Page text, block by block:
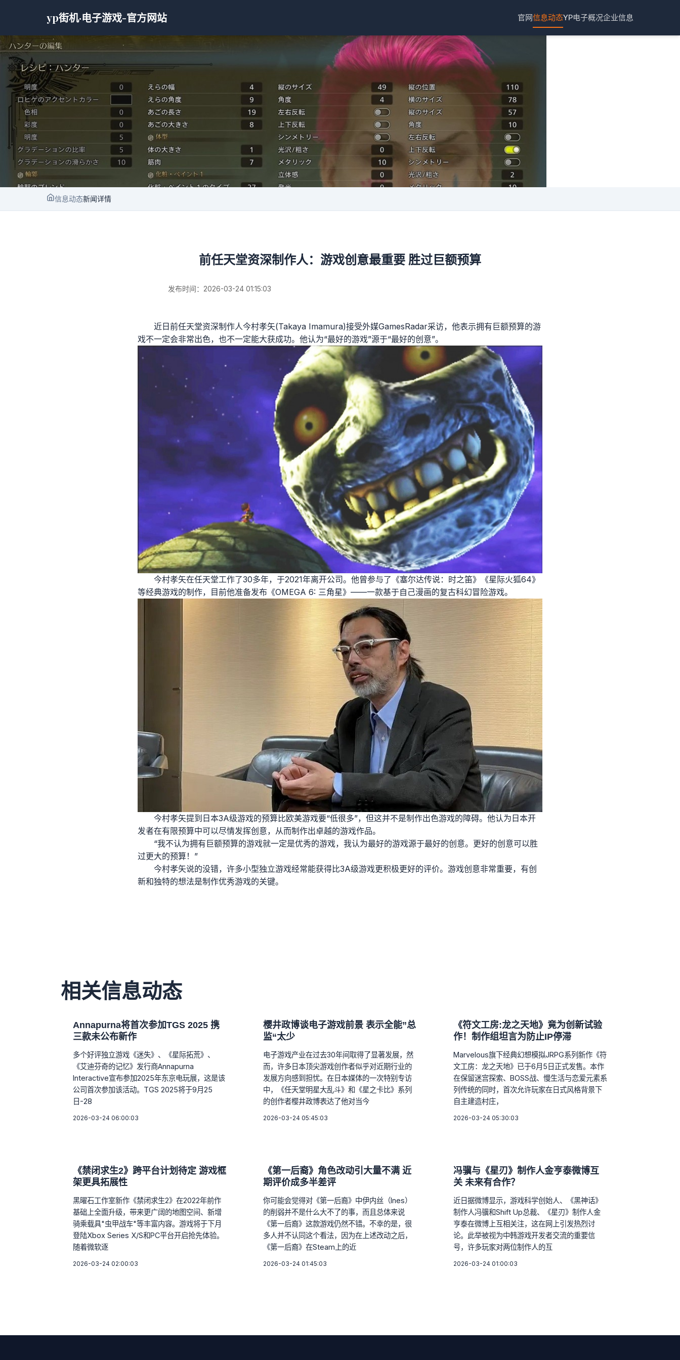
yp街机·电子游戏-官方网站 官网信息动态YP电子概况企业信息
信息动态新闻详情
前任天堂资深制作人：游戏创意最重要 胜过巨额预算
发布时间：2026-03-24 01:15:03
近日前任天堂资深制作人今村孝矢(Takaya Imamura)接受外媒GamesRadar采访，他表示拥有巨额预算的游
戏不一定会非常出色，也不一定能大获成功。他认为“最好的游戏”源于“最好的创意”。
今村孝矢在任天堂工作了30多年，于2021年离开公司。他曾参与了《塞尔达传说：时之笛》《星际火狐64》
等经典游戏的制作，目前他准备发布《OMEGA 6: 三角星》——一款基于自己漫画的复古科幻冒险游戏。
今村孝矢提到日本3A级游戏的预算比欧美游戏要“低很多”，但这并不是制作出色游戏的障碍。他认为日本开
发者在有限预算中可以尽情发挥创意，从而制作出卓越的游戏作品。
“我不认为拥有巨额预算的游戏就一定是优秀的游戏，我认为最好的游戏源于最好的创意。更好的创意可以胜
过更大的预算！”
今村孝矢说的没错，许多小型独立游戏经常能获得比3A级游戏更积极更好的评价。游戏创意非常重要，有创
新和独特的想法是制作优秀游戏的关键。
相关信息动态
Annapurna将首次参加TGS 2025 携
三款未公布新作
多个好评独立游戏《迷失》、《星际拓荒》、
《艾迪芬奇的记忆》发行商Annapurna
Interactive宣布参加2025年东京电玩展，这是该
公司首次参加该活动。TGS 2025将于9月25
日-28
2026-03-24 06:00:03
樱井政博谈电子游戏前景 表示全能”总
监“太少
电子游戏产业在过去30年间取得了显著发展，然
而，许多日本顶尖游戏创作者似乎对近期行业的
发展方向感到担忧。在日本媒体的一次特别专访
中，《任天堂明星大乱斗》和《星之卡比》系列
的创作者樱井政博表达了他对当今
2026-03-24 05:45:03
《符文工房:龙之天地》竟为创新试验
作！制作组坦言为防止IP停滞
Marvelous旗下经典幻想模拟JRPG系列新作《符
文工房：龙之天地》已于6月5日正式发售。本作
在保留迷宫探索、BOSS战、慢生活与恋爱元素系
列传统的同时，首次允许玩家在日式风格背景下
自主建造村庄，
2026-03-24 05:30:03
《禁闭求生2》跨平台计划待定 游戏框
架更具拓展性
黑曜石工作室新作《禁闭求生2》在2022年前作
基础上全面升级，带来更广阔的地图空间、新增
骑乘载具"虫甲战车"等丰富内容。游戏将于下月
登陆Xbox Series X/S和PC平台开启抢先体验。
随着微软逐
2026-03-24 02:00:03
《第一后裔》角色改动引大量不满 近
期评价成多半差评
你可能会觉得对《第一后裔》中伊内丝（Ines）
的削弱并不是什么大不了的事，而且总体来说
《第一后裔》这款游戏仍然不错。不幸的是，很
多人并不认同这个看法，因为在上述改动之后，
《第一后裔》在Steam上的近
2026-03-24 01:45:03
冯骥与《星刃》制作人金亨泰微博互
关 未来有合作？
近日据微博显示，游戏科学创始人、《黑神话》
制作人冯骥和Shift Up总裁、《星刃》制作人金
亨泰在微博上互相关注，这在网上引发热烈讨
论。此举被视为中韩游戏开发者交流的重要信
号，许多玩家对两位制作人的互
2026-03-24 01:00:03